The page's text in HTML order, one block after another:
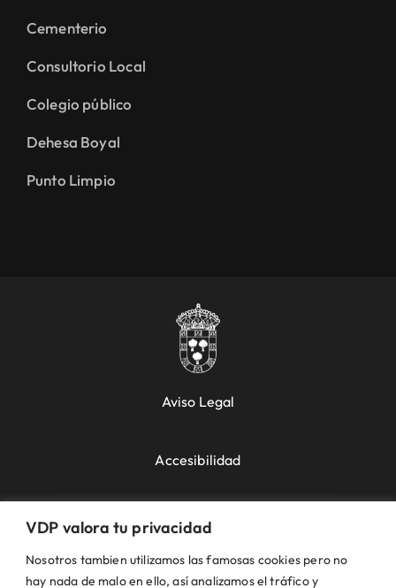
VDP valora tu privacidad
Nosotros tambien utilizamos las famosas cookies pero no
hay nada de malo en ello, así analizamos el tráfico y
Cementerio
Consultorio Local
Colegio público
Dehesa Boyal
Punto Limpio
Aviso Legal
Accesibilidad
Política de Cookies
Política de Privacidad